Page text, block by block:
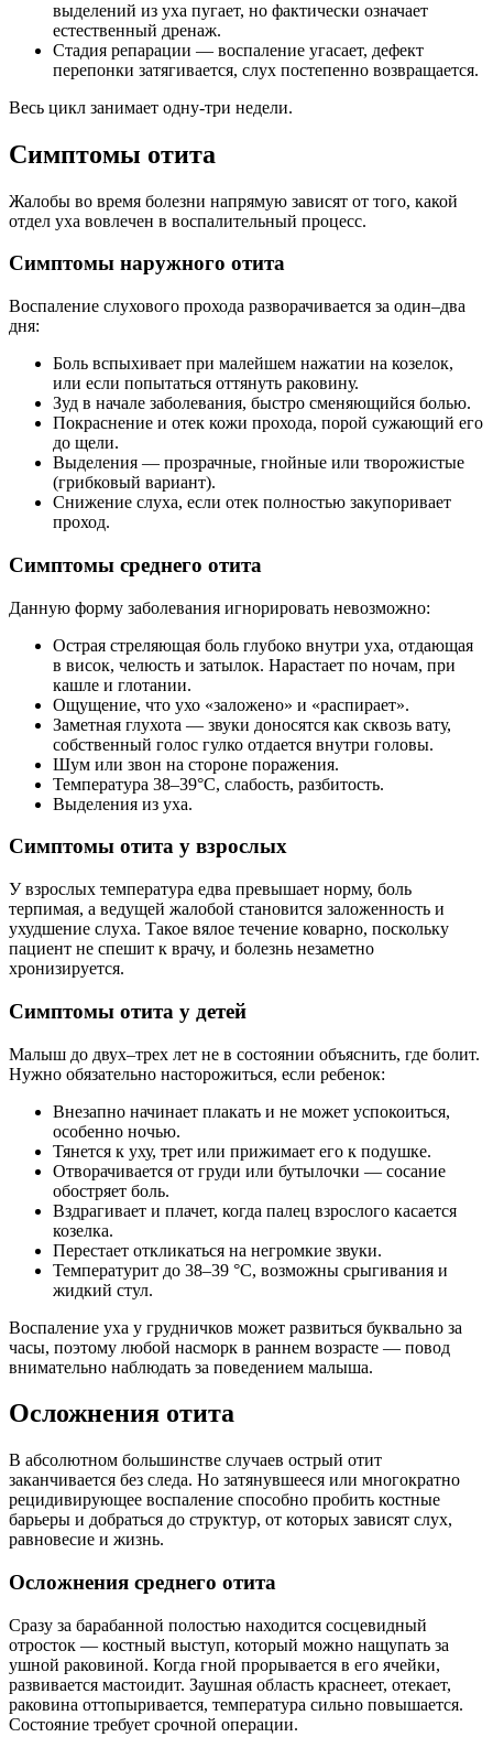
выделений из уха пугает, но фактически означает
естественный дренаж.
Стадия репарации — воспаление угасает, дефект
перепонки затягивается, слух постепенно возвращается.
Весь цикл занимает одну-три недели.
Симптомы отита
Жалобы во время болезни напрямую зависят от того, какой
отдел уха вовлечен в воспалительный процесс.
Симптомы наружного отита
Воспаление слухового прохода разворачивается за один–два
дня:
Боль вспыхивает при малейшем нажатии на козелок,
или если попытаться оттянуть раковину.
Зуд в начале заболевания, быстро сменяющийся болью.
Покраснение и отек кожи прохода, порой сужающий его
до щели.
Выделения — прозрачные, гнойные или творожистые
(грибковый вариант).
Снижение слуха, если отек полностью закупоривает
проход.
Симптомы среднего отита
Данную форму заболевания игнорировать невозможно:
Острая стреляющая боль глубоко внутри уха, отдающая
в висок, челюсть и затылок. Нарастает по ночам, при
кашле и глотании.
Ощущение, что ухо «заложено» и «распирает».
Заметная глухота — звуки доносятся как сквозь вату,
собственный голос гулко отдается внутри головы.
Шум или звон на стороне поражения.
Температура 38–39°C, слабость, разбитость.
Выделения из уха.
Симптомы отита у взрослых
У взрослых температура едва превышает норму, боль
терпимая, а ведущей жалобой становится заложенность и
ухудшение слуха. Такое вялое течение коварно, поскольку
пациент не спешит к врачу, и болезнь незаметно
хронизируется.
Симптомы отита у детей
Малыш до двух–трех лет не в состоянии объяснить, где болит.
Нужно обязательно насторожиться, если ребенок:
Внезапно начинает плакать и не может успокоиться,
особенно ночью.
Тянется к уху, трет или прижимает его к подушке.
Отворачивается от груди или бутылочки — сосание
обостряет боль.
Вздрагивает и плачет, когда палец взрослого касается
козелка.
Перестает откликаться на негромкие звуки.
Температурит до 38–39 °C, возможны срыгивания и
жидкий стул.
Воспаление уха у грудничков может развиться буквально за
часы, поэтому любой насморк в раннем возрасте — повод
внимательно наблюдать за поведением малыша.
Осложнения отита
В абсолютном большинстве случаев острый отит
заканчивается без следа. Но затянувшееся или многократно
рецидивирующее воспаление способно пробить костные
барьеры и добраться до структур, от которых зависят слух,
равновесие и жизнь.
Осложнения среднего отита
Сразу за барабанной полостью находится сосцевидный
отросток — костный выступ, который можно нащупать за
ушной раковиной. Когда гной прорывается в его ячейки,
развивается мастоидит. Заушная область краснеет, отекает,
раковина оттопыривается, температура сильно повышается.
Состояние требует срочной операции.